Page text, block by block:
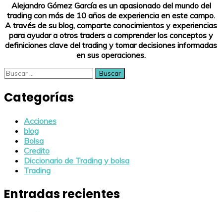
Alejandro Gómez García es un apasionado del mundo del
trading con más de 10 años de experiencia en este campo.
A través de su blog, comparte conocimientos y experiencias
para ayudar a otros traders a comprender los conceptos y
definiciones clave del trading y tomar decisiones informadas
en sus operaciones.
Buscar:
Categorías
Acciones
blog
Bolsa
Credito
Diccionario de Trading y bolsa
Trading
Entradas recientes